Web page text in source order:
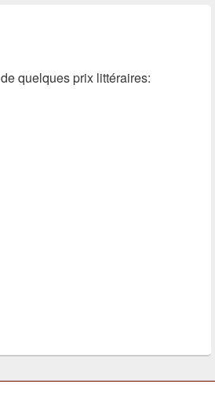
quelques prix littéraires: